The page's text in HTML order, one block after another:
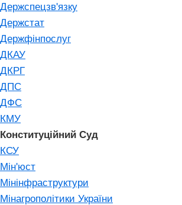
Держспецзв'язку
Держстат
Держфінпослуг
ДКАУ
ДКРГ
ДПС
ДФС
КМУ
Конституційний Суд
КСУ
Мін'юст
Мінінфраструктури
Мінагрополітики України